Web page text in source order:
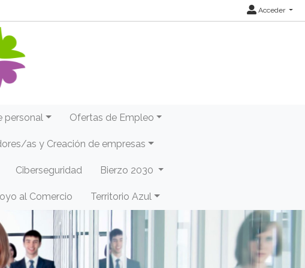
Acceder
personal Ofertas de Empleo
as y Creación de empresas
Ciberseguridad Bierzo 2030
al Comercio Territorio Azul